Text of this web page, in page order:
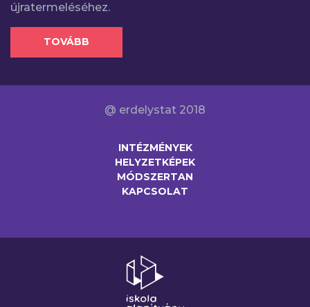
újratermeléséhez.
TOVÁBB
@ erdelystat 2018
INTÉZMÉNYEK
HELYZETKÉPEK
MÓDSZERTAN
KAPCSOLAT